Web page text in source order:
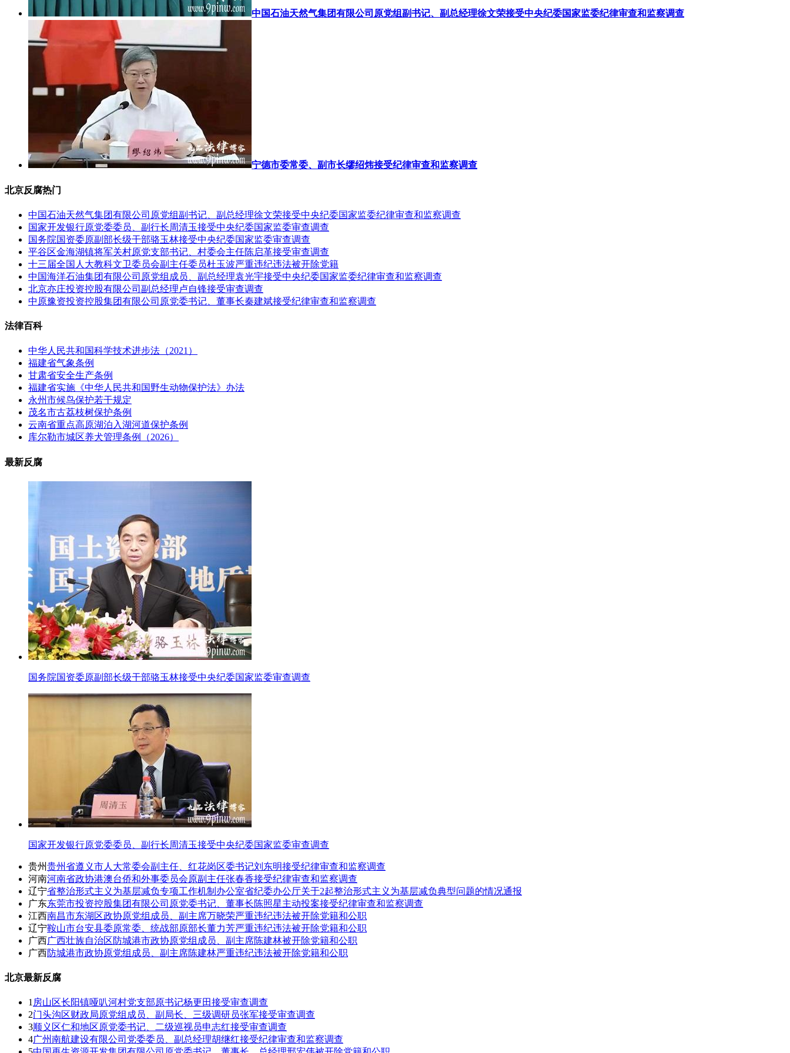
中国石油天然气集团有限公司原党组副书记、副总经理徐文荣接受中央纪委国家监委纪律审查和监察调查
宁德市委常委、副市长缪绍炜接受纪律审查和监察调查
北京反腐热门
中国石油天然气集团有限公司原党组副书记、副总经理徐文荣接受中央纪委国家监委纪律审查和监察调查
国家开发银行原党委委员、副行长周清玉接受中央纪委国家监委审查调查
国务院国资委原副部长级干部骆玉林接受中央纪委国家监委审查调查
平谷区金海湖镇将军关村原党支部书记、村委会主任陈启革接受审查调查
十三届全国人大教科文卫委员会副主任委员杜玉波严重违纪违法被开除党籍
中国海洋石油集团有限公司原党组成员、副总经理袁光宇接受中央纪委国家监委纪律审查和监察调查
北京亦庄投资控股有限公司副总经理卢自锋接受审查调查
中原豫资投资控股集团有限公司原党委书记、董事长秦建斌接受纪律审查和监察调查
法律百科
中华人民共和国科学技术进步法（2021）
福建省气象条例
甘肃省安全生产条例
福建省实施《中华人民共和国野生动物保护法》办法
永州市候鸟保护若干规定
茂名市古荔枝树保护条例
云南省重点高原湖泊入湖河道保护条例
库尔勒市城区养犬管理条例（2026）
最新反腐
国务院国资委原副部长级干部骆玉林接受中央纪委国家监委审查调查
国家开发银行原党委委员、副行长周清玉接受中央纪委国家监委审查调查
贵州贵州省遵义市人大常委会副主任、红花岗区委书记刘东明接受纪律审查和监察调查
河南河南省政协港澳台侨和外事委员会原副主任张春香接受纪律审查和监察调查
辽宁省整治形式主义为基层减负专项工作机制办公室省纪委办公厅关于2起整治形式主义为基层减负典型问题的情况通报
广东东莞市投资控股集团有限公司原党委书记、董事长陈照星主动投案接受纪律审查和监察调查
江西南昌市东湖区政协原党组成员、副主席万晓荣严重违纪违法被开除党籍和公职
辽宁鞍山市台安县委原常委、统战部原部长董力芳严重违纪违法被开除党籍和公职
广西广西壮族自治区防城港市政协原党组成员、副主席陈建林被开除党籍和公职
广西防城港市政协原党组成员、副主席陈建林严重违纪违法被开除党籍和公职
北京最新反腐
1房山区长阳镇哑叭河村党支部原书记杨更田接受审查调查
2门头沟区财政局原党组成员、副局长、三级调研员张军接受审查调查
3顺义区仁和地区原党委书记、二级巡视员申志红接受审查调查
4广州南航建设有限公司党委委员、副总经理胡继红接受纪律审查和监察调查